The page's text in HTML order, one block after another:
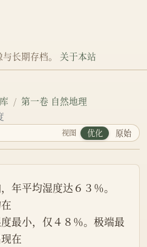
长期存档。 关于本站
第一卷 自然地理
视图 优化 原始
年平均湿度达６３％。
最小，仅４８％。极端最
在